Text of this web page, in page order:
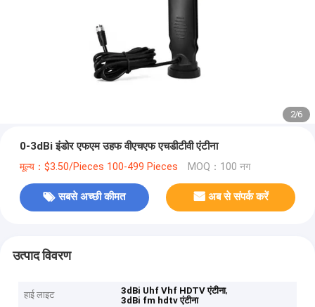
2/6
0-3dBi इंडोर एफएम उहफ वीएचएफ एचडीटीवी एंटीना
मूल्य：$3.50/Pieces 100-499 Pieces MOQ：100 नग
सबसे अच्छी कीमत अब से संपर्क करें
उत्पाद विवरण
हाई लाइट 3dBi Uhf Vhf HDTV एंटीना,
3dBi fm hdtv एंटीना